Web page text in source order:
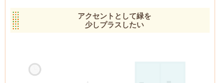
アクセントとして緑を
少しプラスしたい